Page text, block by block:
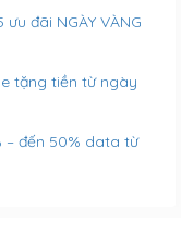
đãi NGÀY VÀNG
tặng tiền từ ngày
– đến 50% data từ